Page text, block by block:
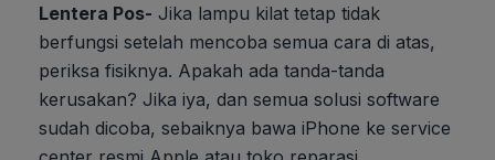
Lentera Pos- Jika lampu kilat tetap tidak
berfungsi setelah mencoba semua cara di atas,
periksa fisiknya. Apakah ada tanda-tanda
kerusakan? Jika iya, dan semua solusi software
sudah dicoba, sebaiknya bawa iPhone ke service